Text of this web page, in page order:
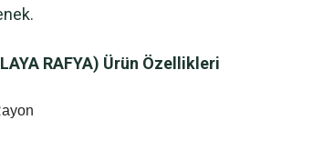
RAFYA) Ürün Özellikleri